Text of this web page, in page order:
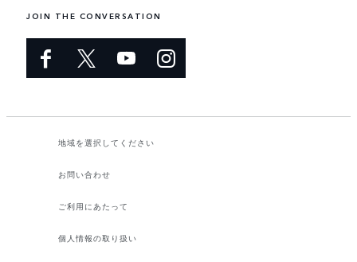
JOIN THE CONVERSATION
地域を選択してください​
お問い合わせ
ご利用にあたって
個人情報の取り扱い